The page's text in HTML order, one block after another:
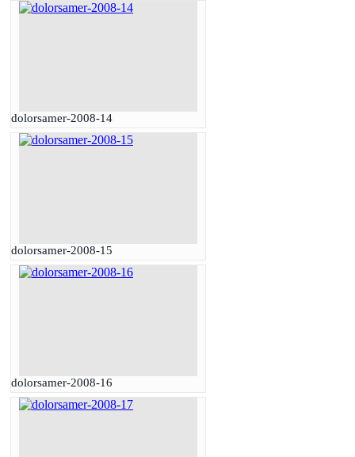
dolorsamer-2008-14
dolorsamer-2008-15
dolorsamer-2008-16